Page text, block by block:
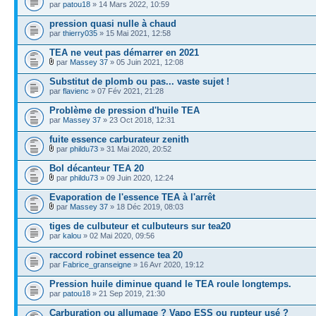
par patou18 » 14 Mars 2022, 10:59
pression quasi nulle à chaud
par thierry035 » 15 Mai 2021, 12:58
TEA ne veut pas démarrer en 2021
par Massey 37 » 05 Juin 2021, 12:08
Substitut de plomb ou pas... vaste sujet !
par flavienc » 07 Fév 2021, 21:28
Problème de pression d'huile TEA
par Massey 37 » 23 Oct 2018, 12:31
fuite essence carburateur zenith
par phildu73 » 31 Mai 2020, 20:52
Bol décanteur TEA 20
par phildu73 » 09 Juin 2020, 12:24
Evaporation de l'essence TEA à l'arrêt
par Massey 37 » 18 Déc 2019, 08:03
tiges de culbuteur et culbuteurs sur tea20
par kalou » 02 Mai 2020, 09:56
raccord robinet essence tea 20
par Fabrice_granseigne » 16 Avr 2020, 19:12
Pression huile diminue quand le TEA roule longtemps.
par patou18 » 21 Sep 2019, 21:30
Carburation ou allumage ? Vapo ESS ou rupteur usé ?